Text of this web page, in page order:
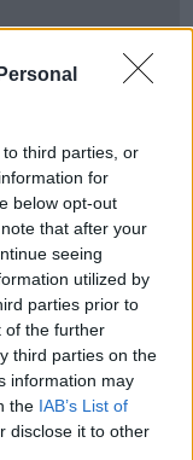
third parties, or
for
below opt-out
that after your
seeing
utilized by
parties prior to
of the further
third parties on the
information may
the IAB’s List of
disclose it to other
a Landkreis